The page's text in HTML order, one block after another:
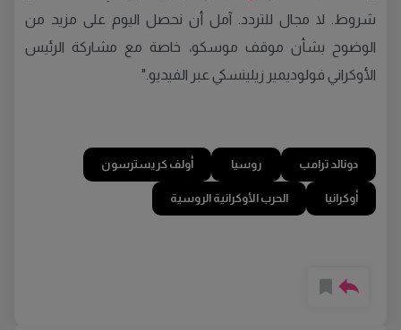
شروط. لا مجال للتردد. آمل أن نحصل اليوم على مزيد من
الوضوح بشأن موقف موسكو، خاصة مع مشاركة الرئيس
الأوكراني فولوديمير زيلينسكي عبر الفيديو."
دونالد ترامب روسيا أولف كريسترسون
أوكرانيا الحرب الأوكرانية الروسية